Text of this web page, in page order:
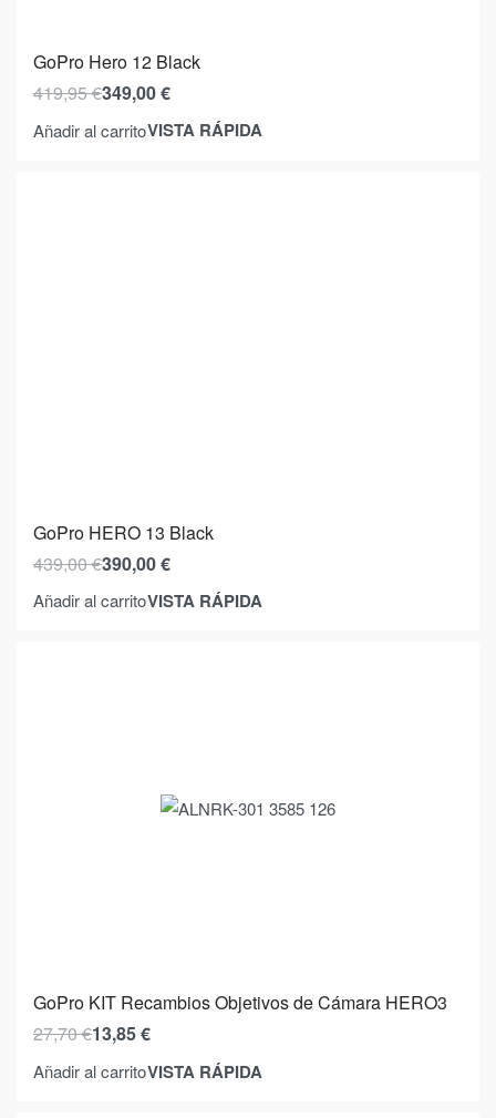
GoPro Hero 12 Black
419,95€349,00€
Añadir al carritoVISTA RÁPIDA
GoPro HERO 13 Black
439,00€390,00€
Añadir al carritoVISTA RÁPIDA
GoPro KIT Recambios Objetivos de Cámara HERO3
27,70€13,85€
Añadir al carritoVISTA RÁPIDA